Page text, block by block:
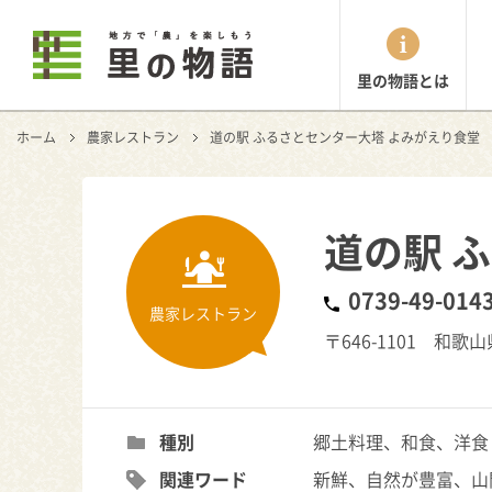
里の物語とは
ホーム 農家レストラン 道の駅 ふるさとセンター大塔 よみがえり食堂
農家レストラン
道の駅
0739-49-
〒646-1101 和歌山
種別
郷土料理、和食、洋食
関連ワード
新鮮、自然が豊富、